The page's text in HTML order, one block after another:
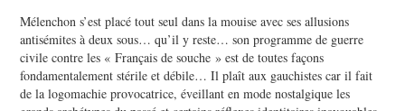
Mélenchon s’est placé tout seul dans la mouise avec ses allusions
antisémites à deux sous… qu’il y reste… son programme de guerre
civile contre les « Français de souche » est de toutes façons
fondamentalement stérile et débile… Il plaît aux gauchistes car il fait
de la logomachie provocatrice, éveillant en mode nostalgique les